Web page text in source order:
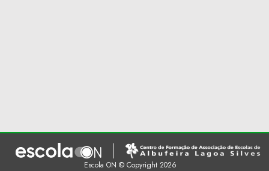
Escola ON © Copyright 2026